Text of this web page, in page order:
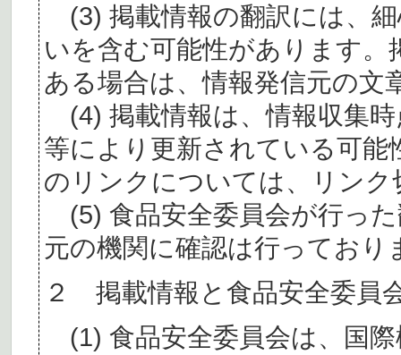
(3) 掲載情報の翻訳には、
いを含む可能性があります。
ある場合は、情報発信元の文
(4) 掲載情報は、情報収集
等により更新されている可
のリンクについては、リン
(5) 食品安全委員会が行っ
元の機関に確認は行っており
２ 掲載情報と食品安全委員
(1) 食品安全委員会は、国